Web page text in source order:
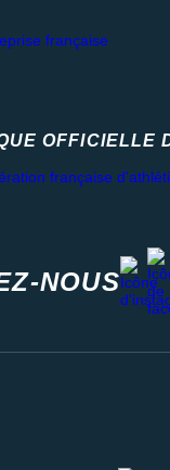
OFFICIELLE
NOUS